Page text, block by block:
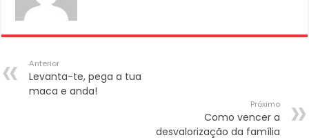
Anterior
Levanta-te, pega a tua
maca e anda!
Próximo
Como vencer a
desvalorização da família